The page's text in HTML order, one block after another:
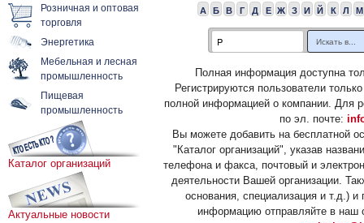
Розничная и оптовая
торговля
Энергетика
Мебельная и лесная
промышленность
Пищевая
промышленность
Каталог организаций
Актуальные новости
А
Б В Г Д Е Ж З И Й К Л М
Полная информация доступна
Регистрируются пользователи
полной информацией о компании. Для
по эл. почте:
Вы можете добавить на бесплатной
"Каталог организаций", указав
телефона и факса, почтовый и
деятельности Вашей организации.
основания, специализация и т.д.)
информацию отправляйте в наш